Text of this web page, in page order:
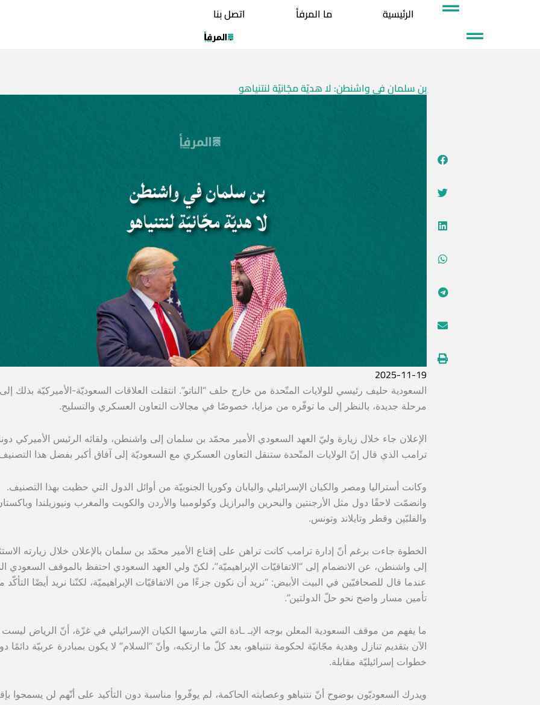
الرئيسية ما المرفأ اتصل بنا
بن سلمان في واشنطن: لا هديّة مجّانيّة لنتنياهو
2025-11-19
السعودية حليف رئيسي للولايات المتّحدة من خارج حلف “الناتو”. انتقلت العلاقات السعوديّة-الأميركيّة بذلك إلى
مرحلة جديدة، بالنظر إلى ما توفّره من مزايا، خصوصًا في مجالات التعاون العسكري والتسليح.
الإعلان جاء خلال زيارة وليّ العهد السعودي الأمير محمّد بن سلمان إلى واشنطن، ولقائه الرئيس الأميركي
ترامب الذي قال إنّ الولايات المتّحدة ستنقل التعاون العسكري مع السعوديّة إلى آفاق أكبر بفضل هذا
وكانت أستراليا ومصر والكيان الإسرائيلي واليابان وكوريا الجنوبيّة من أوائل الدول التي حظيت بهذا التصنيف.
وانضمّت لاحقًا دول مثل الأرجنتين والبحرين والبرازيل وكولومبيا والأردن والكويت والمغرب ونيوزيلندا
والفلبّين وقطر وتايلاند وتونس.
الخطوة جاءت برغم أنّ إدارة ترامب كانت تراهن على إقناع الأمير محمّد بن سلمان بالإعلان خلال زيارته
إلى واشنطن، عن الانضمام إلى “الاتفاقيّات الإبراهيميّة”، لكنّ ولي العهد السعودي احتفظ بالموقف السعودي
عندما قال للصحافيّين في البيت الأبيض: “نريد أن نكون جزءًا من الاتفاقيّات الإبراهيميّة، لكنّنا نريد أيضًا التأكّد
تأمين مسار واضح نحو حلّ الدولتين”.
ما يفهم من موقف السعودية المعلن بوجه الإبـ ـادة التي مارسها الكيان الإسرائيلي في غزّة، أنّ الرياض ليست
الآن بتقديم تنازل وهدية مجّانيّة لحكومة نتنياهو، بعد كلّ ما ارتكبه، وأنّ “السلام” لا يكون بمبادرة عربيّة دائمًا
خطوات إسرائيليّة مقابلة.
ويدرك السعوديّون بوضوح أنّ نتنياهو وعصابته الحاكمة، لم يوفّروا مناسبة دون التأكيد على أنّهم لن يسمحوا